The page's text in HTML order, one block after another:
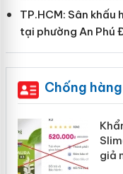
TP.HCM: Sân
tại phường An Phú
Chống
giả